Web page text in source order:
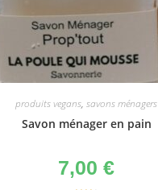
produits vegans, savons ménagers
Savon ménager en pain
7,00 €